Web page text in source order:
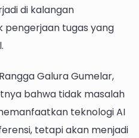
di kalangan
pengerjaan tugas yang
Galura Gumelar,
bahwa tidak masalah
teknologi AI
tetapi akan menjadi